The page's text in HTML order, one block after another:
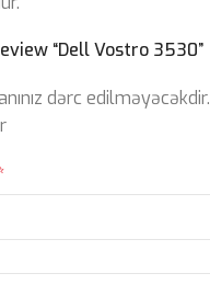
“Dell Vostro 3530”
dərc edilməyəcəkdir.